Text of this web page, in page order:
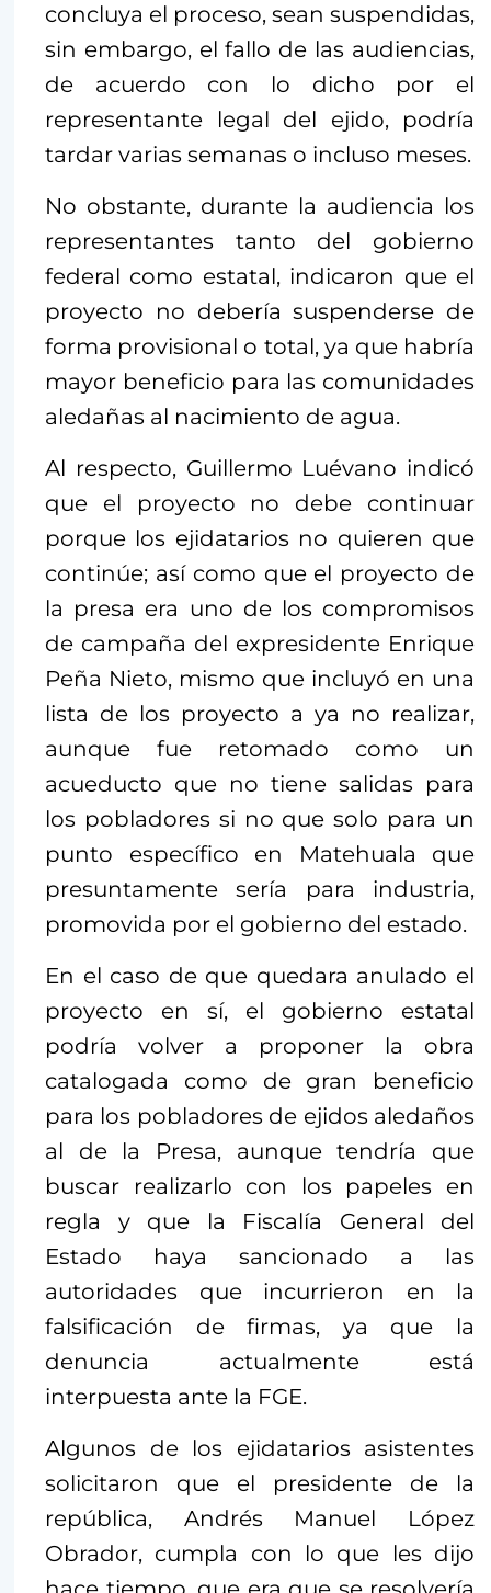
concluya el proceso, sean suspendidas,
sin embargo, el fallo de las audiencias,
de acuerdo con lo dicho por el
representante legal del ejido, podría
tardar varias semanas o incluso meses.
No obstante, durante la audiencia los
representantes tanto del gobierno
federal como estatal, indicaron que el
proyecto no debería suspenderse de
forma provisional o total, ya que habría
mayor beneficio para las comunidades
aledañas al nacimiento de agua.
Al respecto, Guillermo Luévano indicó
que el proyecto no debe continuar
porque los ejidatarios no quieren que
continúe; así como que el proyecto de
la presa era uno de los compromisos
de campaña del expresidente Enrique
Peña Nieto, mismo que incluyó en una
lista de los proyecto a ya no realizar,
aunque fue retomado como un
acueducto que no tiene salidas para
los pobladores si no que solo para un
punto específico en Matehuala que
presuntamente sería para industria,
promovida por el gobierno del estado.
En el caso de que quedara anulado el
proyecto en sí, el gobierno estatal
podría volver a proponer la obra
catalogada como de gran beneficio
para los pobladores de ejidos aledaños
al de la Presa, aunque tendría que
buscar realizarlo con los papeles en
regla y que la Fiscalía General del
Estado haya sancionado a las
autoridades que incurrieron en la
falsificación de firmas, ya que la
denuncia actualmente está
interpuesta ante la FGE.
Algunos de los ejidatarios asistentes
solicitaron que el presidente de la
república, Andrés Manuel López
Obrador, cumpla con lo que les dijo